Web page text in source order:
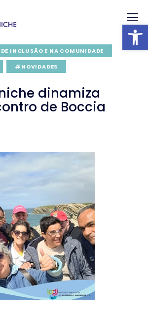
Abrir barra
INCLUSÃO E NA COMUNIDADE
#NOVIDADES
dinamiza
de Boccia